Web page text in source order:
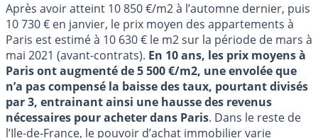
Après avoir atteint 10 850 €/m2 à l’automne dernier, puis
10 730 € en janvier, le prix moyen des appartements à
Paris est estimé à 10 630 € le m2 sur la période de mars à
mai 2021 (avant-contrats). En 10 ans, les prix moyens à
Paris ont augmenté de 5 500 €/m2, une envolée que
n’a pas compensé la baisse des taux, pourtant divisés
par 3, entrainant ainsi une hausse des revenus
nécessaires pour acheter dans Paris. Dans le reste de
l’Ile-de-France, le pouvoir d’achat immobilier varie